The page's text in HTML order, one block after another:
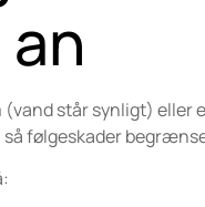
(vand står synligt)
følgeskader